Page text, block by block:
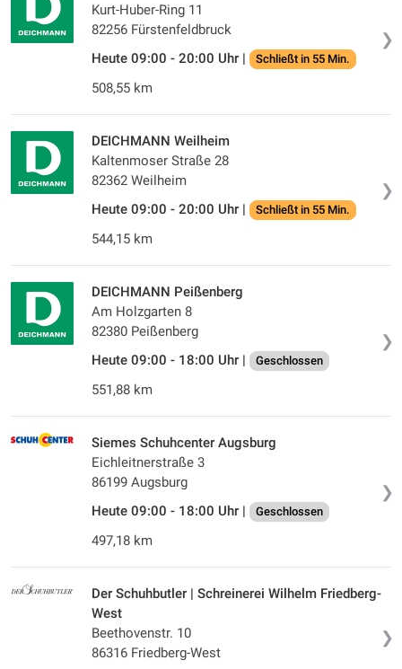
❯
Kurt-Huber-Ring 11
82256 Fürstenfeldbruck
Heute 09:00 - 20:00 Uhr |
Schließt in 55 Min.
508,55 km
❯
DEICHMANN Weilheim
Kaltenmoser Straße 28
82362 Weilheim
Heute 09:00 - 20:00 Uhr |
Schließt in 55 Min.
544,15 km
❯
DEICHMANN Peißenberg
Am Holzgarten 8
82380 Peißenberg
Heute 09:00 - 18:00 Uhr |
Geschlossen
551,88 km
❯
Siemes Schuhcenter Augsburg
Eichleitnerstraße 3
86199 Augsburg
Heute 09:00 - 18:00 Uhr |
Geschlossen
497,18 km
❯
Der Schuhbutler | Schreinerei Wilhelm Friedberg-
West
Beethovenstr. 10
86316 Friedberg-West